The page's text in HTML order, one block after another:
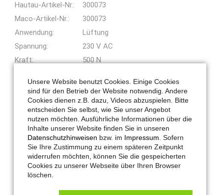
Hautau-Artikel-Nr.:
300073
Maco-Artikel-Nr.:
300073
Anwendung:
Lüftung
Spannung:
230 V AC
Kraft:
500 N
300 mm
Download:
LV-Text:
Spindelantrieb Spindelantrieb EA
500-300
230 V Spindelantrieb für die
natürliche Lüftung. Zum Öffnen und
Schließen von Dachfenstern,
fest montierter Anschlussleitung
Unsere Website benutzt Cookies. Einige Cookies
sind für den Betrieb der Website notwendig. Andere
Cookies dienen z.B. dazu, Videos abzuspielen. Bitte
entscheiden Sie selbst, wie Sie unser Angebot
nutzen möchten. Ausführliche Informationen über die
Inhalte unserer Website finden Sie in unseren
Datenschutzhinweisen bzw. im Impressum . Sofern
Sie Ihre Zustimmung zu einem späteren Zeitpunkt
widerrufen möchten, können Sie die gespeicherten
Cookies zu unserer Webseite über Ihren Browser
löschen.